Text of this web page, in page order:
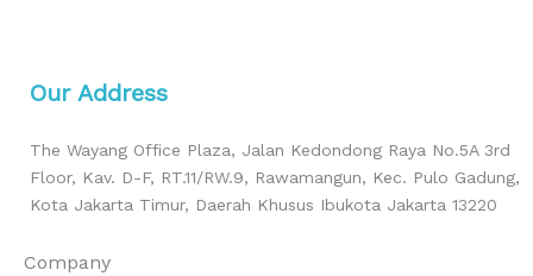
Our Address
The Wayang Office Plaza, Jalan Kedondong Raya No.5A 3rd
Floor, Kav. D-F, RT.11/RW.9, Rawamangun, Kec. Pulo Gadung,
Kota Jakarta Timur, Daerah Khusus Ibukota Jakarta 13220
Company